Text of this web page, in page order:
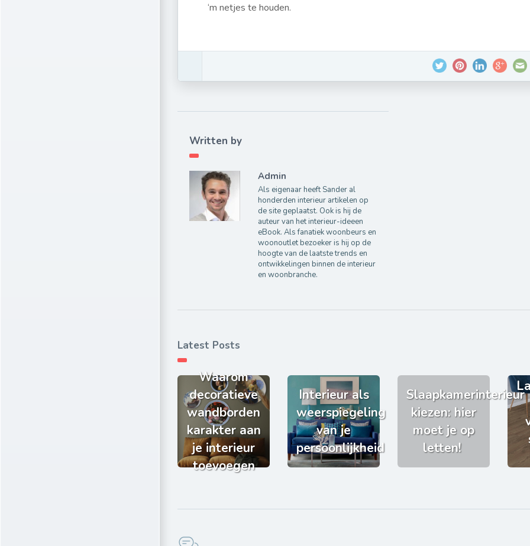
‘m netjes te houden.
Written by
Admin
Als eigenaar heeft Sander al
honderden interieur artikelen op
de site geplaatst. Ook is hij de
auteur van het interieur-ideeen
eBook. Als fanatiek woonbeurs en
woonoutlet bezoeker is hij op de
hoogte van de laatste trends en
ontwikkelingen binnen de interieur
en woonbranche.
Latest Posts
Waarom
decoratieve
wandborden
karakter aan
je interieur
toevoegen
Interieur als
weerspiegeling
van je
persoonlijkheid
Slaapkamerinterieur
kiezen: hier
moet je op
letten!